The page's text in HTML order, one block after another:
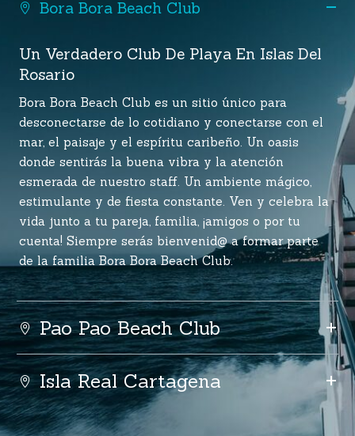
Bora Bora Beach Club
Un Verdadero Club De Playa En Islas Del
Rosario
Bora Bora Beach Club es un sitio único para
desconectarse de lo cotidiano y conectarse con el
mar, el paisaje y el espíritu caribeño. Un oasis
donde sentirás la buena vibra y la atención
esmerada de nuestro staff. Un ambiente mágico,
estimulante y de fiesta constante. Ven y celebra la
vida junto a tu pareja, familia, ¡amigos o por tu
cuenta! Siempre serás bienvenid@ a formar parte
de la familia Bora Bora Beach Club.
Pao Pao Beach Club
Isla Real Cartagena